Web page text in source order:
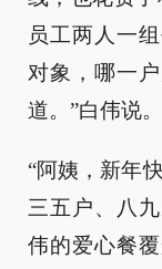
员工两人一
对象，哪一
道。”白伟说。
“阿姨，新年
三五户、八
伟的爱心餐